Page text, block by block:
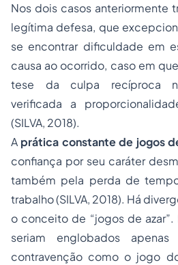
Nos dois casos anteriormente
legítima defesa, que
se encontrar dificuldade em
causa ao ocorrido, caso em
tese da culpa recíproca
verificada a
(SILVA, 2018).
A prática constante de jogos
confiança por seu caráter
também pela perda de
trabalho (SILVA, 2018). Há
o conceito de “jogos de
seriam englobados
contravenção como o jogo